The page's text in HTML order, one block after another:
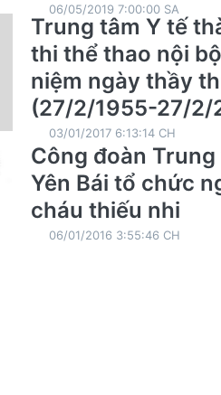
06/05/2019 7:00:00 SA
Trung tâm Y tế
thi thể thao nội
niệm ngày thầy
(27/2/1955-27/2/
03/01/2017 6:13:14 CH
Công đoàn
Yên Bái tổ chức
cháu thiếu nhi
06/01/2016 3:55:46 CH